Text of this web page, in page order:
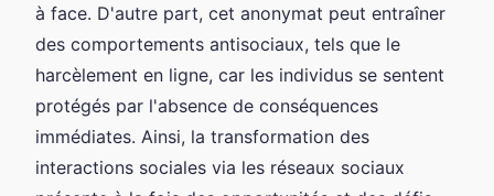
à face. D'autre part, cet anonymat peut entraîner
des comportements antisociaux, tels que le
harcèlement en ligne, car les individus se sentent
protégés par l'absence de conséquences
immédiates. Ainsi, la transformation des
interactions sociales via les réseaux sociaux